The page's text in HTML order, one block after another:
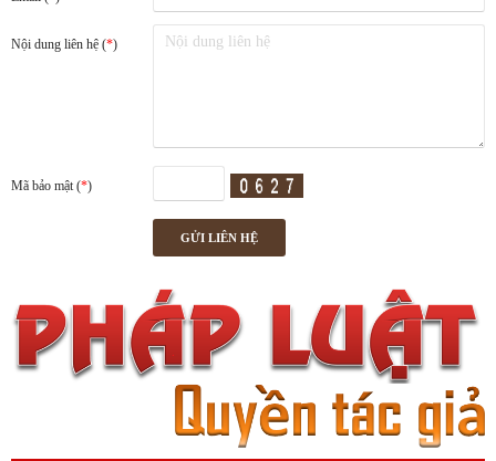
Nội dung liên hệ (*)
Mã bảo mật (*)